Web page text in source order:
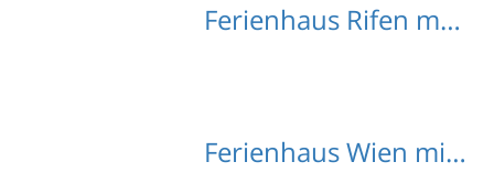
Ferienhaus Rifen mit Hund
Ferienhaus Wien mit Hund